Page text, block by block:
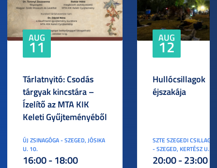
AUG
11
Tárlatnyitó: Csodás
tárgyak kincstára –
Ízelítő az MTA KIK
Keleti Gyűjteményéből
ÚJ ZSINAGÓGA - SZEGED, JÓSIKA
U. 10.
16:00 - 18:00
AUG
12
Hullócsillagok
éjszakája
SZTE SZEGEDI
- SZEGED, KERTÉSZ U. 3.
20:00 - 23:00